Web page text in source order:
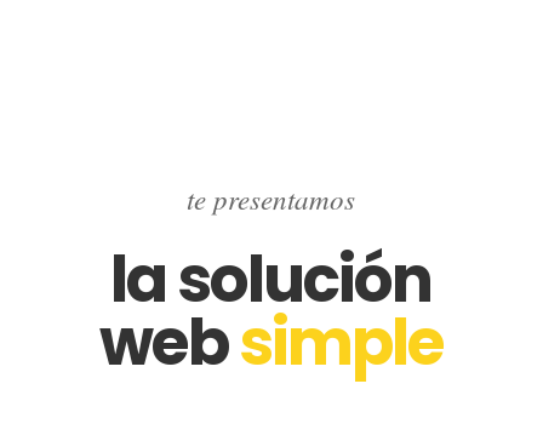
te presentamos
la solución
websimple